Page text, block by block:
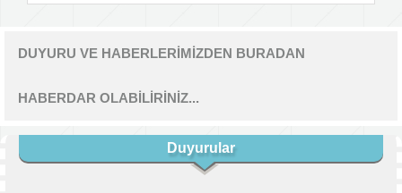
DUYURU VE HABERLERİMİZDEN BURADAN
HABERDAR OLABİLİRİNİZ...
Duyurular